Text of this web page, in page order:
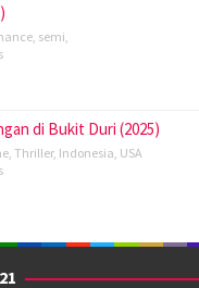
semi
di Bukit Duri (2025)
Thriller, Indonesia USA